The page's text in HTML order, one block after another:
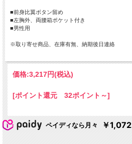
■前身比翼ボタン留め
■左胸外、両腰箱ポケット付き
■男性用
※取り寄せ商品、在庫有無、納期後日連絡
価格:3,217円(税込)
[ポイント還元 32ポイント～]
ペイディなら月々 ￥1,072